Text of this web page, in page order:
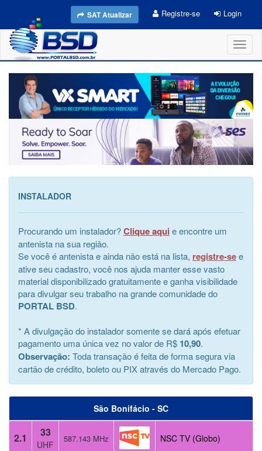
SAT Atualizar Registre-se Login
INSTALADOR
Procurando um instalador?Clique aqui e encontre um
antenista na sua região.
Se você é antenista e ainda não está na lista, registre-see
ative seu cadastro, você nos ajuda manter esse vasto
material disponibilizado gratuitamente e ganha visibilidade
para divulgar seu trabalho na grande comunidade do
PORTAL BSD.
* A divulgação do instalador somente se dará após efetuar
pagamento uma única vez no valor de R$ 10,90.
Observação: Toda transação é feita de forma segura via
cartão de crédito, boleto ou PIX através do Mercado Pago.
São Bonifácio - SC
2.1 33
UHF
587.143 MHz NSC TV (Globo)